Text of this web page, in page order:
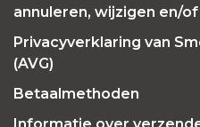
annuleren, wijzigen en/
Privacyverklaring van
(AVG)
Betaalmethoden